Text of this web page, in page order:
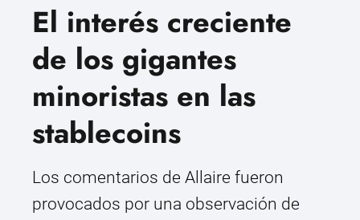
El interés creciente
de los gigantes
minoristas en las
stablecoins
Los comentarios de Allaire fueron
provocados por una observación de